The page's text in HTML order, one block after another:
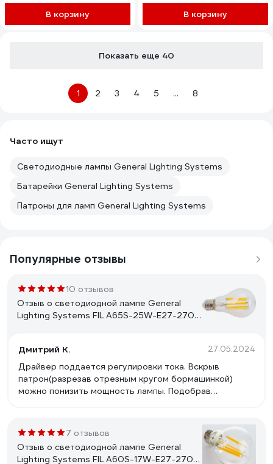
на ветру GLDEN-CWS-10-
230-E14-4500 649919
В корзину В корзину
Показать еще 40
1 2 3 4 5 ... 8
Часто ищут
Светодиодные лампы General Lighting Systems
Батарейки General Lighting Systems
Патроны для ламп General Lighting Systems
Популярные отзывы
10 отзывов
Отзыв о светодиодной лампе General
Lighting Systems FIL A65S-25W-E27-2700
Дмитрий К.
27.05.2024
Драйвер поддается регулировки тока. Вскрыв
патрон(разрезав отрезным кругом бормашинкой)
можно понизить мощность лампы. Подобрав
греться существенно меньше.
7 отзывов
Отзыв о светодиодной лампе General
Lighting Systems FIL A60S-17W-E27-2700